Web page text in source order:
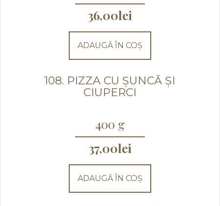
36,00lei
ADAUGĂ ÎN COȘ
108. PIZZA CU ȘUNCĂ ȘI
CIUPERCI
400 g
37,00lei
ADAUGĂ ÎN COȘ